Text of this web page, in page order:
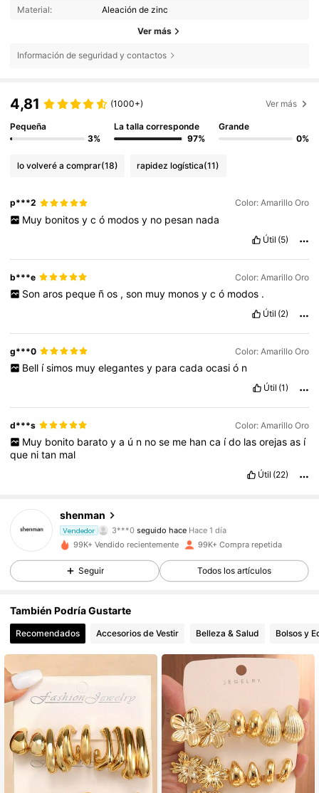
Material: Aleación de zinc
Ver más
Información de seguridad y contactos
4,81 (1000+) Ver más
Pequeña
3%
La talla corresponde
97%
Grande
0%
lo volveré a comprar(18) rapidez logística(11)
p***2 Color: Amarillo Oro
Muy bonitos y c ó modos y no pesan nada
Útil (5)
b***e Color: Amarillo Oro
Son aros peque ñ os , son muy monos y c ó modos .
Útil (2)
g***0 Color: Amarillo Oro
Bell ísimos muy elegantes y para cada ocasi ó n
Útil (1)
d***s Color: Amarillo Oro
Muy bonito barato y a ú n no se me han ca ído las orejas as í
que nitan mal
Útil (22)
shenman
Vendedor s***2 está navegando
4,81
21K Seguidores
4,81 21K Seguidores
21K Seguidores
4,81 21K Seguidores
4,81 21K Seguidores
99K+ Vendido recientemente 99K+ Compra repetida
Seguir Todos los artículos
También Podría Gustarte
Recomendados Accesorios de Vestir Belleza & Salud Bolsos y